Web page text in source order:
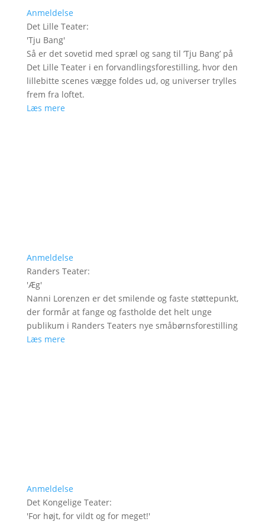
Anmeldelse
Det Lille Teater:
'Tju Bang'
Så er det sovetid med spræl og sang til ’Tju Bang’ på
Det Lille Teater i en forvandlingsforestilling, hvor den
lillebitte scenes vægge foldes ud, og universer trylles
frem fra loftet.
Læs mere
Anmeldelse
Randers Teater:
'Æg'
Nanni Lorenzen er det smilende og faste støttepunkt,
der formår at fange og fastholde det helt unge
publikum i Randers Teaters nye småbørnsforestilling
Læs mere
Anmeldelse
Det Kongelige Teater:
'For højt, for vildt og for meget!'